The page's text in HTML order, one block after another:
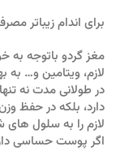
برای اندام زیباتر
مغز گردو باتوجه به
لازم، ویتامین و…
در طولانی مدت نه
دارد، بلکه در حفظ
لازم را به سلول های
اگر پوست حساسی